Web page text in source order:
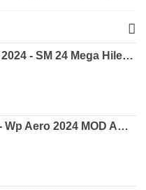
Soccer Manager 2024 - SM 24 Mega Hileli MOD APK indir [v3.0.0]
WhatsApp Aero - Wp Aero 2024 MOD APK indir [v10.0.2]